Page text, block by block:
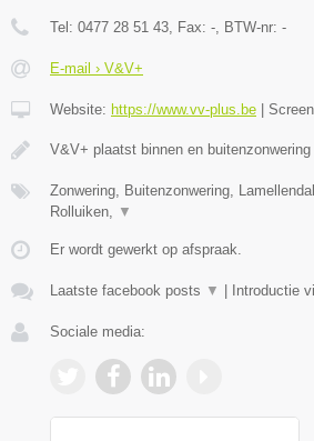
Tel: 0477 28 51 43 , Fax: - , BTW-nr: -
E-mail › V&V+
Website: https://www.vv-plus.be
V&V+ plaatst binnen en
Zonwering, Buitenzonwering,
Rolluiken,
▼
Er wordt gewerkt op afspraak.
Laatste facebook posts ▼ Introductie
Sociale media: